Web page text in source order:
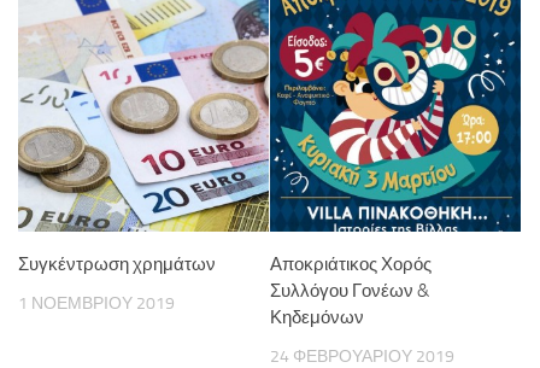
Συγκέντρωση χρημάτων
1 ΝΟΕΜΒΡΊΟΥ 2019
Αποκριάτικος Χορός
Συλλόγου Γονέων &
Κηδεμόνων
24 ΦΕΒΡΟΥΑΡΊΟΥ 2019